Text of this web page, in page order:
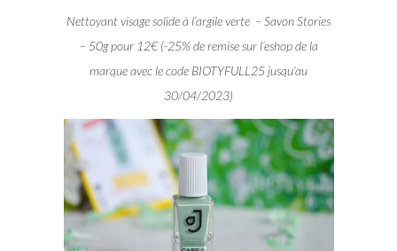
Nettoyant visage solide à l’argile verte – Savon Stories
– 50g pour 12€ (-25% de remise sur l’eshop de la
marque avec le code BIOTYFULL25 jusqu’au
30/04/2023)